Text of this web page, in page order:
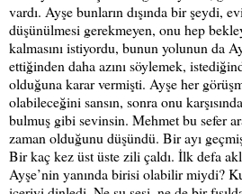
vardı. Ayşe bunların dışında bir şeydi,
düşünülmesi gerekmeyen, onu hep
kalmasını istiyordu, bunun yolunun da
ettiğinden daha azını söylemek,
olduğuna karar vermişti. Ayşe her
olabileceğini sansın, sonra onu
bulmuş gibi sevinsin. Mehmet bu sefer
zaman olduğunu düşündü. Bir ayı
Bir kaç kez üst üste zili çaldı. İlk defa
Ayşe’nin yanında birisi olabilir miydi?